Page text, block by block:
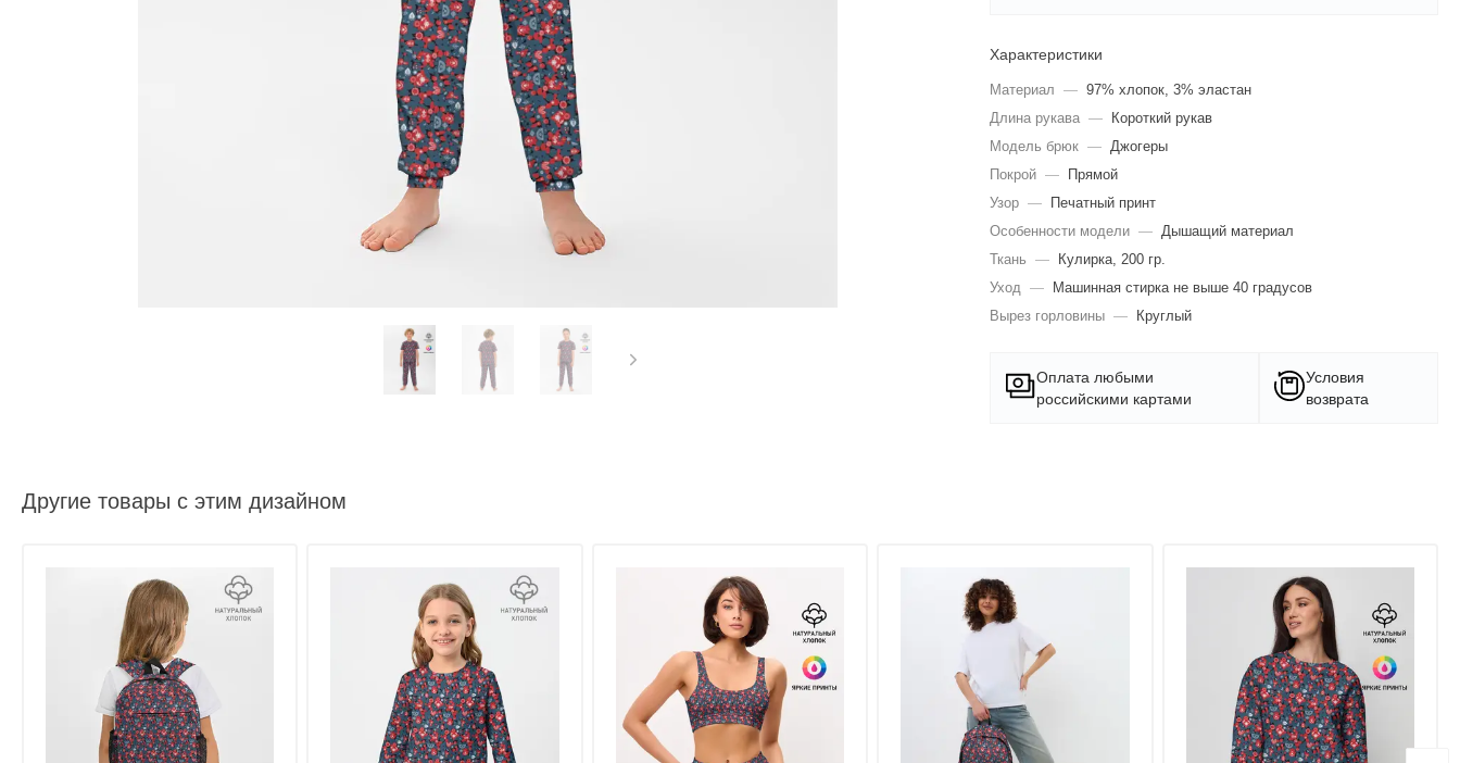
Характеристики
Материал — 97% хлопок, 3% эластан
Длина рукава —
Короткий рукав
Модель брюк — Джогеры
Покрой —
Прямой
Узор —
Печатный принт
Особенности модели — Дышащий материал
Ткань —
Кулирка, 200 гр.
Уход —
Машинная стирка не выше 40 градусов
Вырез горловины — Круглый
Оплата любыми
российскими картами
Условия
возврата
Другие товары с этим дизайном